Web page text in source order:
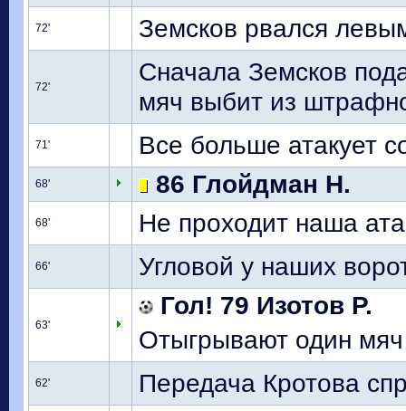
72' Земсков рвался
72'
Сначала Земсков
мяч выбит из
71' Все больше атакует
68' 86 Глойдман Н.
68' Не проходит наша
66' Угловой у наших
63'
Гол! 79 Изотов Р.
Отыгрывают один мяч
62' Передача Кротова